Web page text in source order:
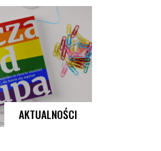
AKTUALNOŚCI